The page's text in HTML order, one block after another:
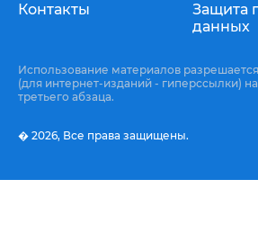
Контакты
Защита
данных
Использование материалов
(для интернет-изданий - гиперссылки)
третьего абзаца.
� 2026, Все права защищены.